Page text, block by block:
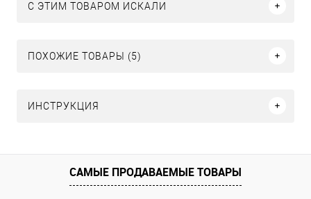
C ЭТИМ ТОВАРОМ ИСКАЛИ
ПОХОЖИЕ ТОВАРЫ (5)
ИНСТРУКЦИЯ
САМЫЕ ПРОДАВАЕМЫЕ ТОВАРЫ